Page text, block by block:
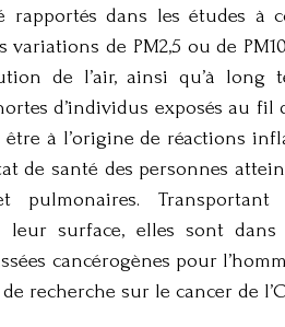
rapportés dans les études à
variations de PM2,5 ou de
de l’air, ainsi qu’à long
d’individus exposés au fil
à l’origine de réactions
de santé des personnes
pulmonaires. Transportant
leur surface, elles sont dans
cancérogènes pour
recherche sur le cancer de